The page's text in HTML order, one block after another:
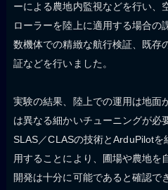
ーによる農地内監視などを行い、
ローラーを陸上に適用する場合の
数機体での精緻な航行検証、既存
証などを行いました。
実験の結果、陸上での運用は地面
は異なる細かいチューニングが必
SLAS／CLASの技術とArduPilot
用することにより、圃場や農地を
開発は十分に可能であると確認で